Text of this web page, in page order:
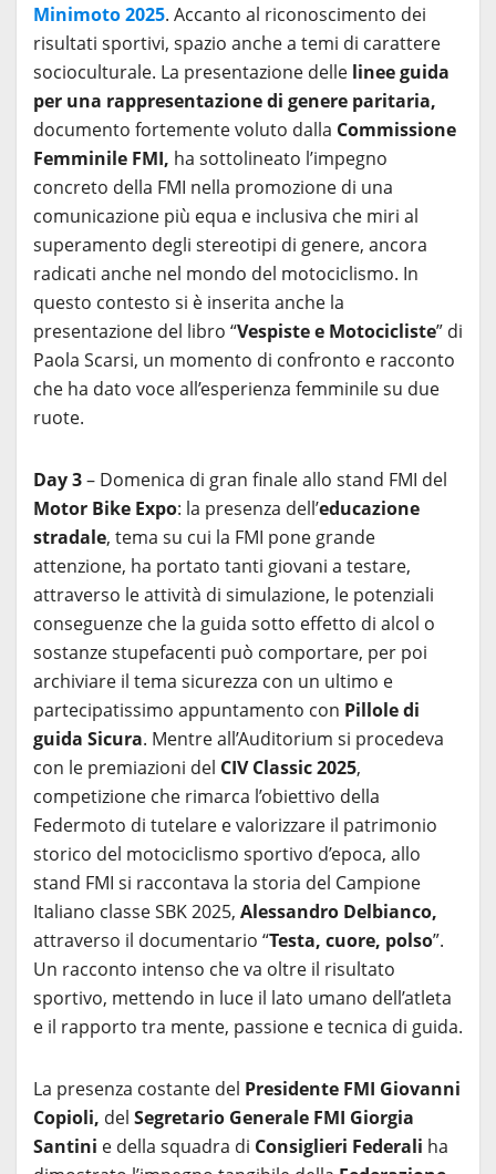
Minimoto 2025. Accanto al riconoscimento dei
risultati sportivi, spazio anche a temi di carattere
socioculturale. La presentazione delle linee guida
per una rappresentazione di genere paritaria,
documento fortemente voluto dalla Commissione
Femminile FMI, ha sottolineato l’impegno
concreto della FMI nella promozione di una
comunicazione più equa e inclusiva che miri al
superamento degli stereotipi di genere, ancora
radicati anche nel mondo del motociclismo. In
questo contesto si è inserita anche la
presentazione del libro “Vespiste e Motocicliste” di
Paola Scarsi, un momento di confronto e racconto
che ha dato voce all’esperienza femminile su due
ruote.
Day 3– Domenica di gran finale allo stand FMI del
Motor Bike Expo: la presenza dell’educazione
stradale, tema su cui la FMI pone grande
attenzione, ha portato tanti giovani a testare,
attraverso le attività di simulazione, le potenziali
conseguenze che la guida sotto effetto di alcol o
sostanze stupefacenti può comportare, per poi
archiviare il tema sicurezza con un ultimo e
partecipatissimo appuntamento con Pillole di
guida Sicura. Mentre all’Auditorium si procedeva
con le premiazioni del CIV Classic 2025,
competizione che rimarca l’obiettivo della
Federmoto di tutelare e valorizzare il patrimonio
storico del motociclismo sportivo d’epoca, allo
stand FMI si raccontava la storia del Campione
Italiano classe SBK 2025, Alessandro Delbianco,
attraverso il documentario “Testa, cuore, polso”.
Un racconto intenso che va oltre il risultato
sportivo, mettendo in luce il lato umano dell’atleta
e il rapporto tra mente, passione e tecnica di guida.
La presenza costante del Presidente FMI Giovanni
Copioli, del Segretario Generale FMI Giorgia
Santini e della squadra di Consiglieri Federali ha